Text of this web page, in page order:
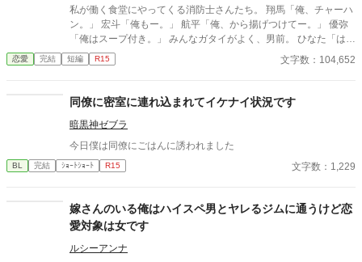
私が働く食堂にやってくる消防士さんたち。 翔馬「俺、チャーハ
ン。」 宏斗「俺もー。」 航平「俺、から揚げつけてー。」 優弥
「俺はスープ付き。」 みんなガタイがよく、男前。 ひなた「はー
いっ。ちょっと待ってくださいねーっ。」 慌ただしい昼時を過ぎ
ると、私の仕事は終わる。 終わった後、私は行かなきゃいけない
ー。」 保育園に迎えに行かなきゃいけない子、『太陽』。 私は子
供と一緒に・・・暮らしてる。 ーーーーーーーーーーーーーーー
ー 翔馬「おいおい嘘だろ？」 宏斗「子供・・・いたんだ・・。」
航平「いくつん時の子だよ・・・・。」 優弥「マジか・・・。」
た一人の消防士さんが・・・私に言った。 「俺は太陽がいてもい
くる内容は、全て想像の世界です。現実世界とは何ら関係ありま
せん。 ※感想やコメントは受け付けることができません。 メンタ
ルが薄氷なもので・・・すみません。 言葉も足りませんが読んで
恋愛 完結 短編 R15 文字数：104,652
同僚に密室に連れ込まれてイケナイ状況です
暗黒神ゼブラ
今日僕は同僚にごはんに誘われました
BL 完結 ｼｮｰﾄｼｮｰﾄ R15 文字数：1,229
嫁さんのいる俺はハイスペ男とヤレるジムに通うけど恋
愛対象は女です
ルシーアンナ